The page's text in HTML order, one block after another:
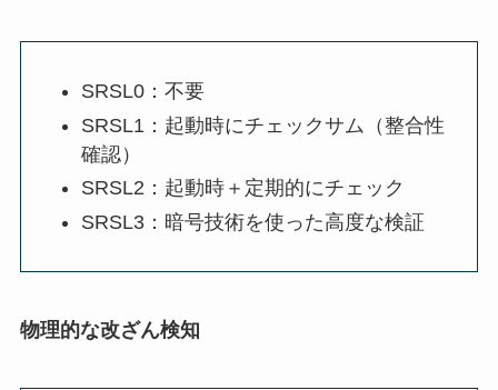
SRSL0：不要
SRSL1：起動時にチェックサム（整合性
確認）
SRSL2：起動時＋定期的にチェック
SRSL3：暗号技術を使った高度な検証
物理的な改ざん検知